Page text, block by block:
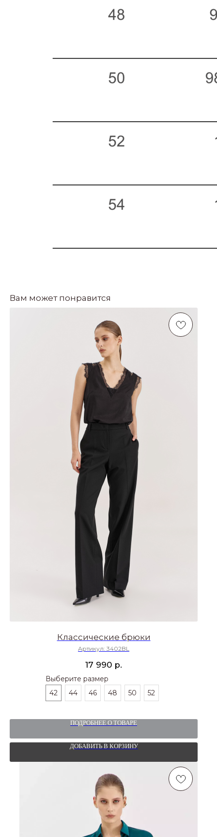
Вам может понравится
Классические брюки
Артикул: 3402BL
17 990 р.
Выберите размер
42
44 46 48 50 52
ПОДРОБНЕЕ О ТОВАРЕ
ДОБАВИТЬ В КОРЗИНУ